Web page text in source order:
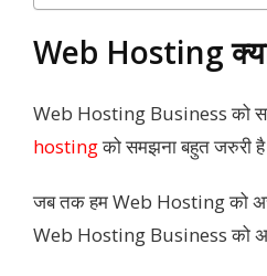
Web Hosting
Web Hosting Business को
hostingको समझना बहुत जरुरी
जब तक हम Web Hosting को
Web Hosting Business को